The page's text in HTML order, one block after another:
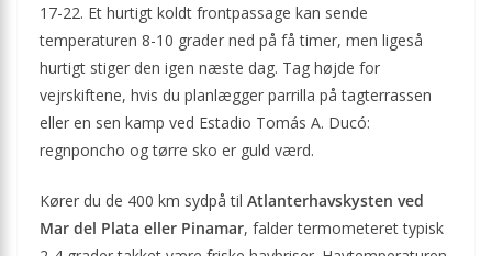
17-22. Et hurtigt koldt frontpassage kan sende
temperaturen 8-10 grader ned på få timer, men ligeså
hurtigt stiger den igen næste dag. Tag højde for
vejrskiftene, hvis du planlægger parrilla på tagterrassen
eller en sen kamp ved Estadio Tomás A. Ducó:
regnponcho og tørre sko er guld værd.
Kører du de 400 km sydpå til Atlanterhavskysten ved
Mar del Plata eller Pinamar, falder termometeret typisk